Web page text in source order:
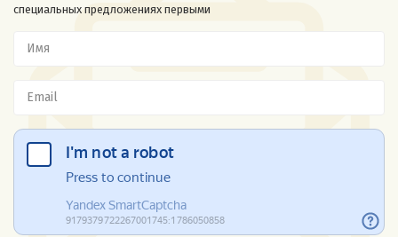
специальных предложениях первыми